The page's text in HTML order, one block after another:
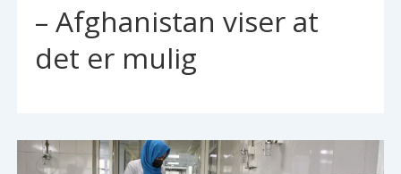
– Afghanistan viser at
det er mulig